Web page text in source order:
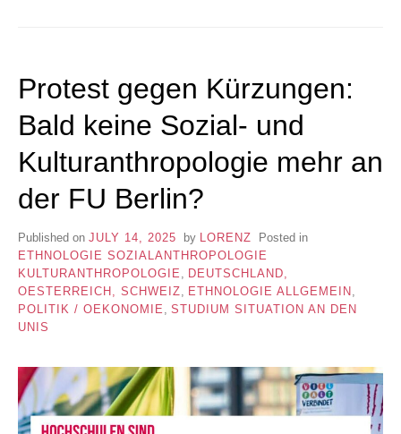
Protest gegen Kürzungen:
Bald keine Sozial- und
Kulturanthropologie mehr an
der FU Berlin?
Published on JULY 14, 2025 by LORENZ
Posted in
ETHNOLOGIE SOZIALANTHROPOLOGIE
KULTURANTHROPOLOGIE
DEUTSCHLAND,
OESTERREICH, SCHWEIZ
ETHNOLOGIE ALLGEMEIN
POLITIK / OEKONOMIE
STUDIUM SITUATION AN DEN
UNIS